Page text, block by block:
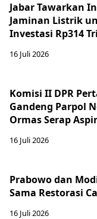
Jabar Tawarkan
Jaminan Listrik
Investasi Rp314
16 Juli 2026
Komisi II DPR
Gandeng Parpol
Ormas Serap
16 Juli 2026
Prabowo dan
Sama Restorasi
16 Juli 2026